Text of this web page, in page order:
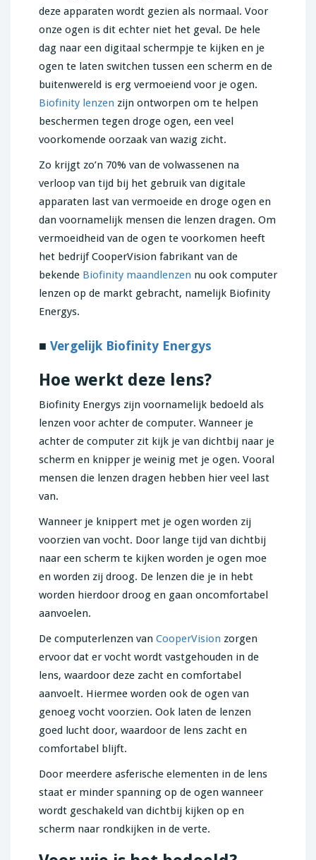
deze apparaten wordt gezien als normaal. Voor
onze ogen is dit echter niet het geval. De hele
dag naar een digitaal schermpje te kijken en je
ogen te laten switchen tussen een scherm en de
buitenwereld is erg vermoeiend voor je ogen.
Biofinity lenzen zijn ontworpen om te helpen
beschermen tegen droge ogen, een veel
voorkomende oorzaak van wazig zicht.
Zo krijgt zo’n 70% van de volwassenen na
verloop van tijd bij het gebruik van digitale
apparaten last van vermoeide en droge ogen en
dan voornamelijk mensen die lenzen dragen. Om
vermoeidheid van de ogen te voorkomen heeft
het bedrijf CooperVision fabrikant van de
bekende Biofinity maandlenzen nu ook computer
lenzen op de markt gebracht, namelijk Biofinity
Energys.
■ Vergelijk Biofinity Energys
Hoe werkt deze lens?
Biofinity Energys zijn voornamelijk bedoeld als
lenzen voor achter de computer. Wanneer je
achter de computer zit kijk je van dichtbij naar je
scherm en knipper je weinig met je ogen. Vooral
mensen die lenzen dragen hebben hier veel last
van.
Wanneer je knippert met je ogen worden zij
voorzien van vocht. Door lange tijd van dichtbij
naar een scherm te kijken worden je ogen moe
en worden zij droog. De lenzen die je in hebt
worden hierdoor droog en gaan oncomfortabel
aanvoelen.
De computerlenzen van CooperVision zorgen
ervoor dat er vocht wordt vastgehouden in de
lens, waardoor deze zacht en comfortabel
aanvoelt. Hiermee worden ook de ogen van
genoeg vocht voorzien. Ook laten de lenzen
goed lucht door, waardoor de lens zacht en
comfortabel blijft.
Door meerdere asferische elementen in de lens
staat er minder spanning op de ogen wanneer
wordt geschakeld van dichtbij kijken op en
scherm naar rondkijken in de verte.